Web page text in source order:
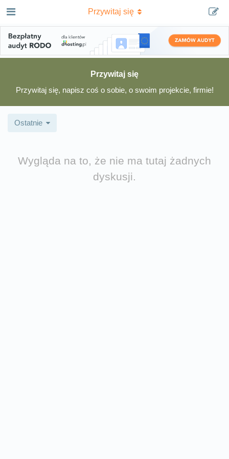
Przywitaj się
Przywitaj się, napisz coś o sobie, o swoim projekcie, firmie!
Przywitaj się
Ostatnie
Wygląda na to, że nie ma tutaj żadnych
dyskusji.